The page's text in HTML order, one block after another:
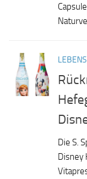
Die S.
Disney